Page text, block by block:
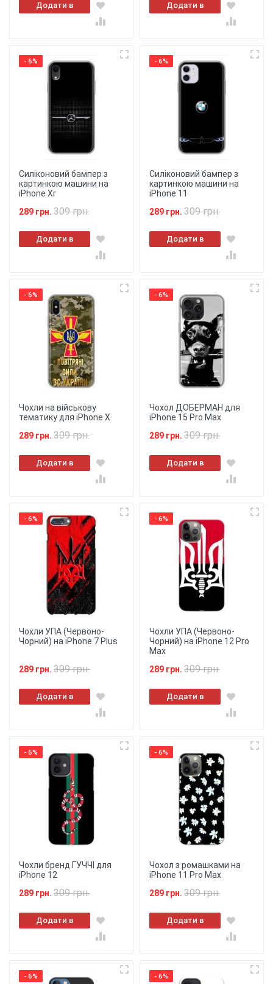
Додати в
кошик
Додати в
кошик
- 6%
Силіконовий бампер з
картинкою машини на
iPhone Xr
289 грн. 309 грн.
Додати в
кошик
- 6%
Силіконовий бампер з
картинкою машини на
iPhone 11
289 грн. 309 грн.
Додати в
кошик
- 6%
Чохли на військову
тематику для iPhone X
289 грн. 309 грн.
Додати в
кошик
- 6%
Чохол ДОБЕРМАН для
iPhone 15 Pro Max
289 грн. 309 грн.
Додати в
кошик
- 6%
Чохли УПА (Червоно-
Чорний) на iPhone 7 Plus
289 грн. 309 грн.
Додати в
кошик
- 6%
Чохли УПА (Червоно-
Чорний) на iPhone 12 Pro
Max
289 грн. 309 грн.
Додати в
кошик
- 6%
Чохли бренд ГУЧЧІ для
iPhone 12
289 грн. 309 грн.
Додати в
кошик
- 6%
Чохол з ромашками на
iPhone 11 Pro Max
289 грн. 309 грн.
Додати в
кошик
- 6% - 6%